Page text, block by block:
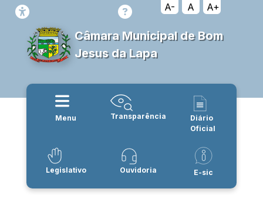
A- A A+
Câmara Municipal de Bom
Jesus da Lapa
Menu Transparência
Diário
Oficial
Legislativo Ouvidoria E-sic